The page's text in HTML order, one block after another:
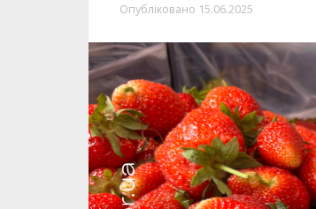
Опубліковано 15.06.2025